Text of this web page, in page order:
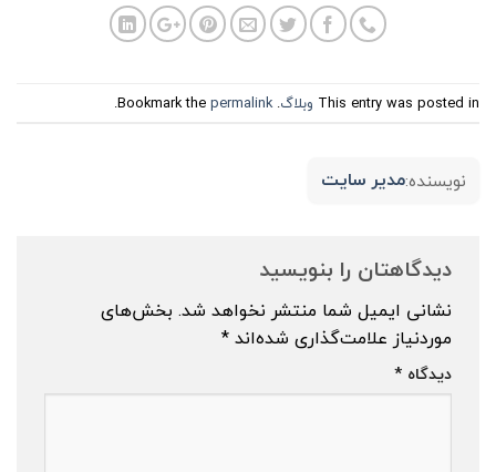
This entry was posted in وبلاگ. Bookmark the
permalink
.
نویسنده:مدیر سایت
دیدگاهتان را بنویسید
نشانی ایمیل شما منتشر نخواهد شد. بخش‌های
موردنیاز علامت‌گذاری شده‌اند*
دیدگاه *